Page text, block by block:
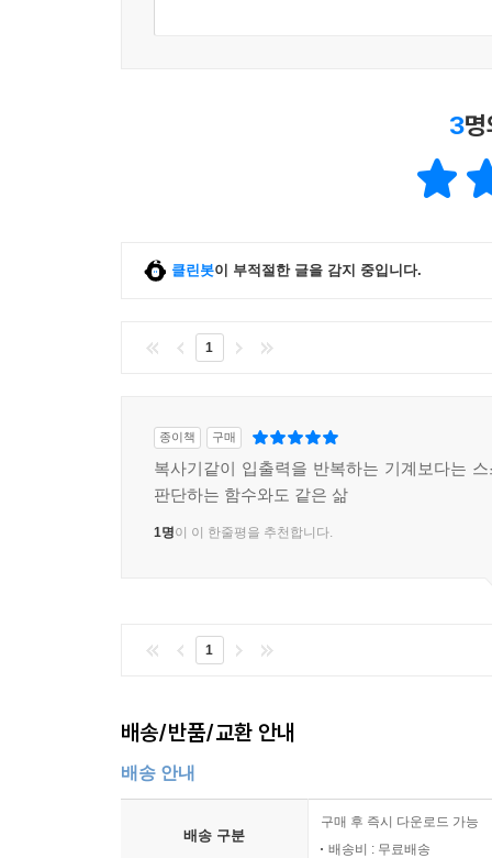
3
클린봇이 부적절한 글을 감지 중입니다.
1
종이책 구매
복사기같이 입출력을 반복하는 기계보다는
판단하는 함수와도 같은 삶
1명이 이 한줄평을 추천합니다.
1
배송/반품/교환 안내
배송 안내
배송 구분
구매 후 즉시 다운로드 가능
배송비 : 무료배송